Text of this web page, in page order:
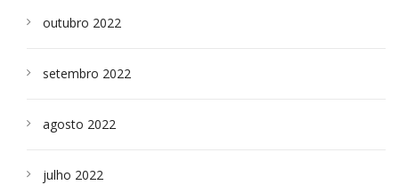
outubro 2022
setembro 2022
agosto 2022
julho 2022